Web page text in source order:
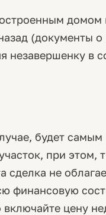
домом
(документы
незавершенку в
будет
при этом,
сделка не
финансовую
включайте цену